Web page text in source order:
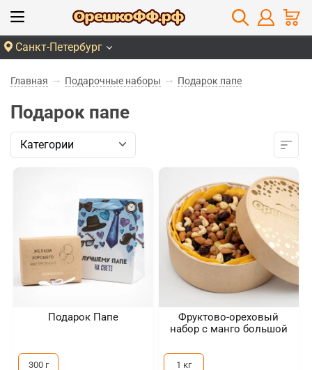
Санкт-Петербург
Главная Подарочные наборы Подарок папе
Подарок папе
Категории
Подарок Папе
300 г
Фруктово-ореховый
набор с манго большой
1 кг